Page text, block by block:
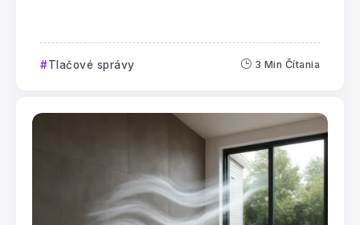
Tlačové správy 3 Min Čítania